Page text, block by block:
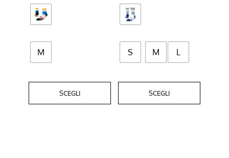
M
SCEGLI
scelte
nella
del
S M L
SCEGLI
scelte
nella
del